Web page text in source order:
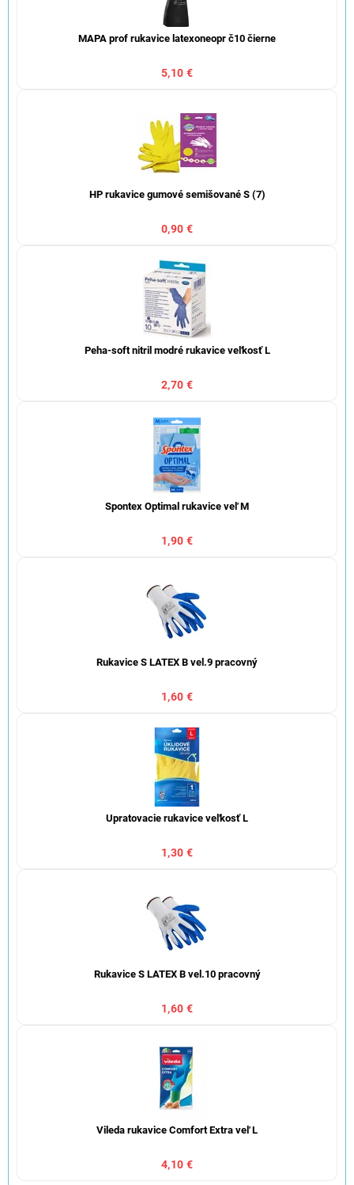
MAPA prof rukavice latexoneopr č10 čierne
5,10 €
HP rukavice gumové semišované S (7)
0,90 €
Peha-soft nitril modré rukavice veľkosť L
2,70 €
Spontex Optimal rukavice veľ M
1,90 €
Rukavice S LATEX B vel.9 pracovný
1,60 €
Upratovacie rukavice veľkosť L
1,30 €
Rukavice S LATEX B vel.10 pracovný
1,60 €
Vileda rukavice Comfort Extra veľ L
4,10 €